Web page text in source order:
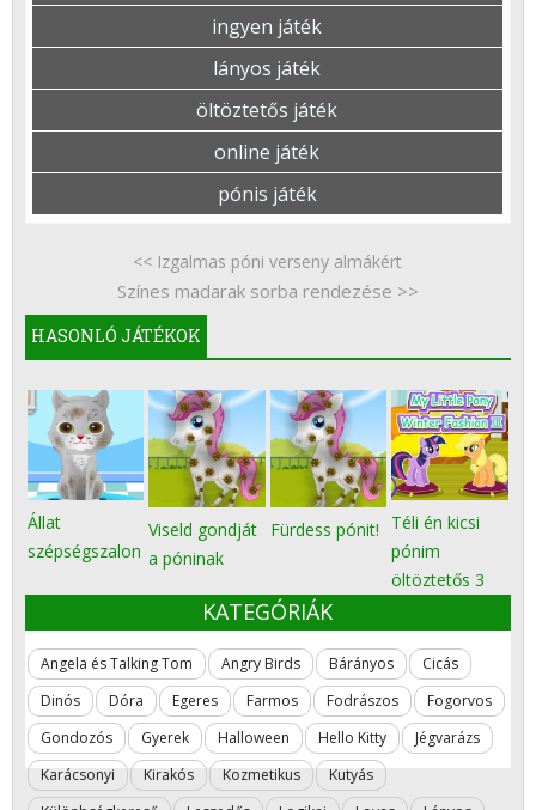
ingyen játék
lányos játék
öltöztetős játék
online játék
pónis játék
<< Izgalmas póni verseny almákért
Színes madarak sorba rendezése >>
HASONLÓ JÁTÉKOK
Állat
szépségszalon
Viseld gondját
a póninak
Fürdess pónit!
Téli én kicsi
pónim
öltöztetős 3
KATEGÓRIÁK
Angela és Talking Tom Angry Birds Bárányos
Cicás
Dinós
Dóra Egeres Farmos Fodrászos
Fogorvos
Gondozós
Gyerek Halloween Hello Kitty
Jégvarázs
Karácsonyi
Kirakós Kozmetikus
Kutyás